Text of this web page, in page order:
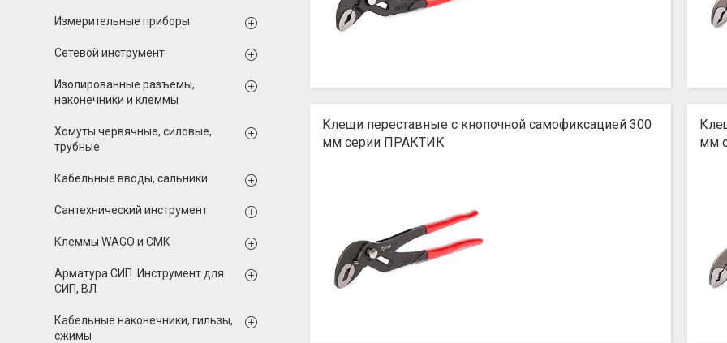
Клещи переставные с кнопочной самофиксацией 300
мм серии ПРАКТИК
мм
Измерительные приборы
Сетевой инструмент
Изолированные разъемы,
наконечники и клеммы
Хомуты червячные, силовые,
трубные
Кабельные вводы, сальники
Сантехнический инструмент
Клеммы WAGO и СМК
Арматура СИП. Инструмент для
СИП, ВЛ
Кабельные наконечники, гильзы,
сжимы